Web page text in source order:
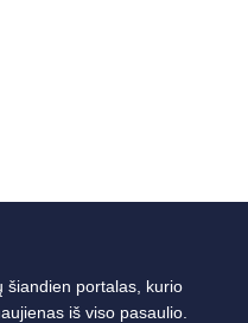
šiandien portalas, kurio
iš viso pasaulio.